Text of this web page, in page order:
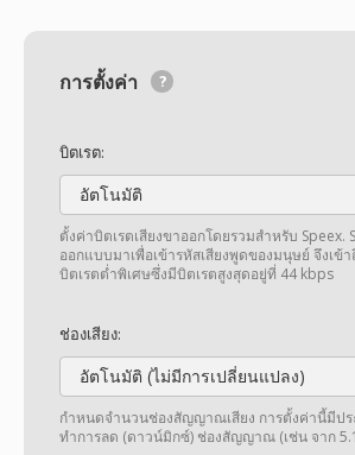
การตั้งค่า
บิตเรต:
อัตโนมัติ
ตั้งค่าบิตเรตเสียงขาออกโดยรวมสำหรับ Speex.
ออกแบบมาเพื่อเข้ารหัสเสียงพูดของมนุษย์ จึงเข้
บิตเรตต่ำพิเศษซึ่งมีบิตเรตสูงสุดอยู่ที่ 44 kbps
ช่องเสียง:
อัตโนมัติ (ไม่มีการเปลี่ยนแปลง)
กำหนดจำนวนช่องสัญญาณเสียง การตั้งค่านี้มีปร
ทำการลด (ดาวน์มิกซ์) ช่องสัญญาณ (เช่น จาก